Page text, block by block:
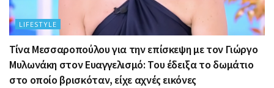
LIFESTYLE
Τίνα Μεσσαροπούλου για την επίσκεψη με τον Γιώργο
Μυλωνάκη στον Ευαγγελισμό: Του έδειξα το δωμάτιο
στο οποίο βρισκόταν, είχε αχνές εικόνες